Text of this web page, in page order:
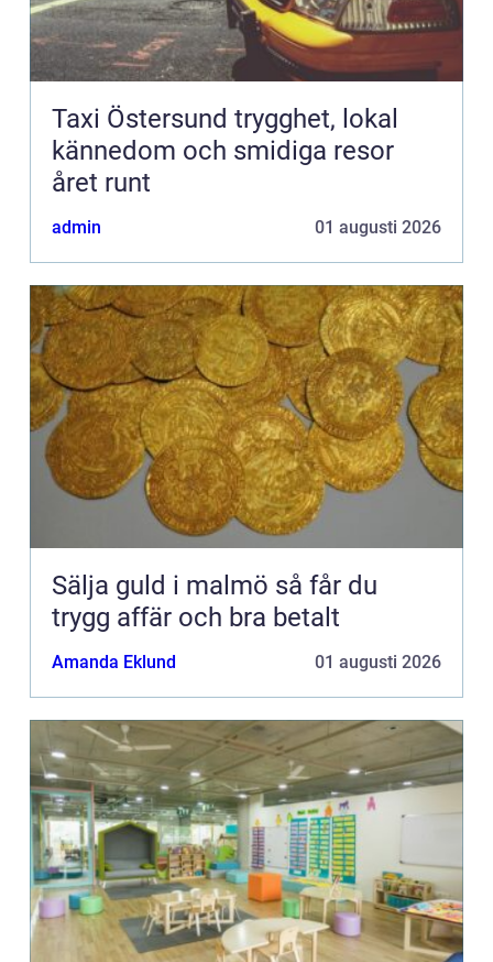
Taxi Östersund trygghet, lokal
kännedom och smidiga resor
året runt
admin 01 augusti 2026
Sälja guld i malmö så får du
trygg affär och bra betalt
Amanda Eklund 01 augusti 2026